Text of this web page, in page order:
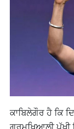
ਕਾਬਿਲੇਗੌਰ ਹੈ ਕਿ
ਗਰਮਖਿਆਲੀ